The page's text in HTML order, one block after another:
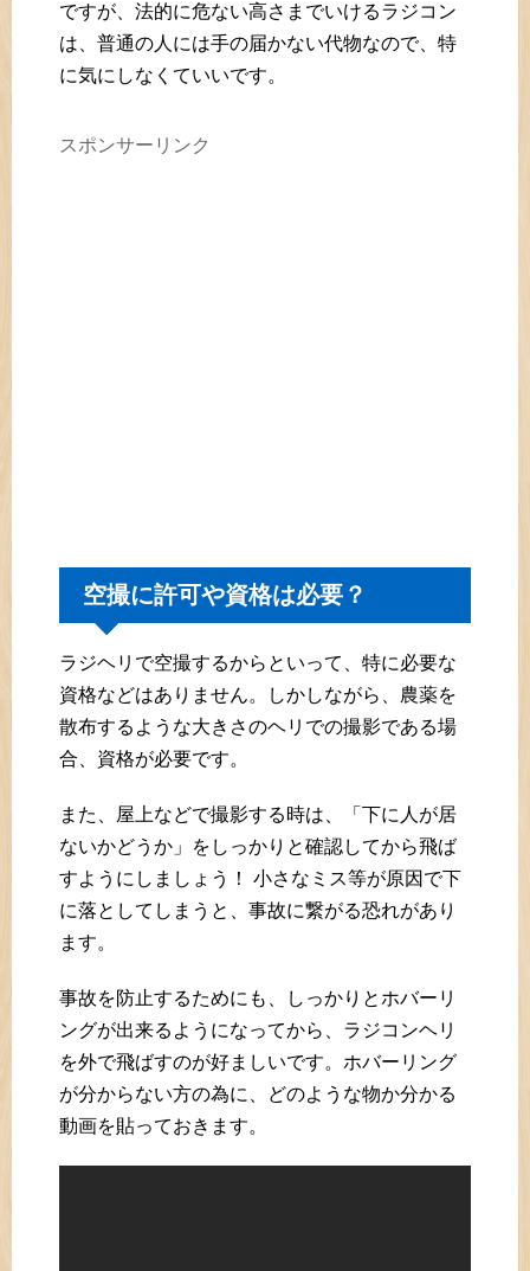
ですが、法的に危ない高さまでいけるラジコン
は、普通の人には手の届かない代物なので、特
に気にしなくていいです。
スポンサーリンク
空撮に許可や資格は必要？
ラジヘリで空撮するからといって、特に必要な
資格などはありません。しかしながら、農薬を
散布するような大きさのヘリでの撮影である場
合、資格が必要です。
また、屋上などで撮影する時は、「下に人が居
ないかどうか」をしっかりと確認してから飛ば
すようにしましょう！ 小さなミス等が原因で下
に落としてしまうと、事故に繋がる恐れがあり
ます。
事故を防止するためにも、しっかりとホバーリ
ングが出来るようになってから、ラジコンヘリ
を外で飛ばすのが好ましいです。ホバーリング
が分からない方の為に、どのような物か分かる
動画を貼っておきます。